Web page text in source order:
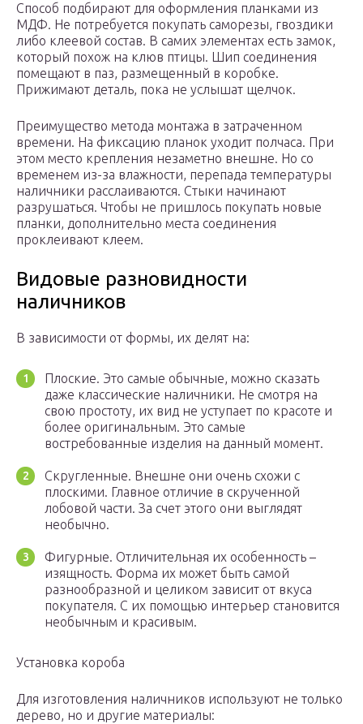
Способ подбирают для оформления планками из
МДФ. Не потребуется покупать саморезы, гвоздики
либо клеевой состав. В самих элементах есть замок,
который похож на клюв птицы. Шип соединения
помещают в паз, размещенный в коробке.
Прижимают деталь, пока не услышат щелчок.
Преимущество метода монтажа в затраченном
времени. На фиксацию планок уходит полчаса. При
этом место крепления незаметно внешне. Но со
временем из-за влажности, перепада температуры
наличники расслаиваются. Стыки начинают
разрушаться. Чтобы не пришлось покупать новые
планки, дополнительно места соединения
проклеивают клеем.
Видовые разновидности
наличников
В зависимости от формы, их делят на:
Плоские. Это самые обычные, можно сказать
даже классические наличники. Не смотря на
свою простоту, их вид не уступает по красоте и
более оригинальным. Это самые
востребованные изделия на данный момент.
Скругленные. Внешне они очень схожи с
плоскими. Главное отличие в скрученной
лобовой части. За счет этого они выглядят
необычно.
Фигурные. Отличительная их особенность –
изящность. Форма их может быть самой
разнообразной и целиком зависит от вкуса
покупателя. С их помощью интерьер становится
необычным и красивым.
Установка короба
Для изготовления наличников используют не только
дерево, но и другие материалы: